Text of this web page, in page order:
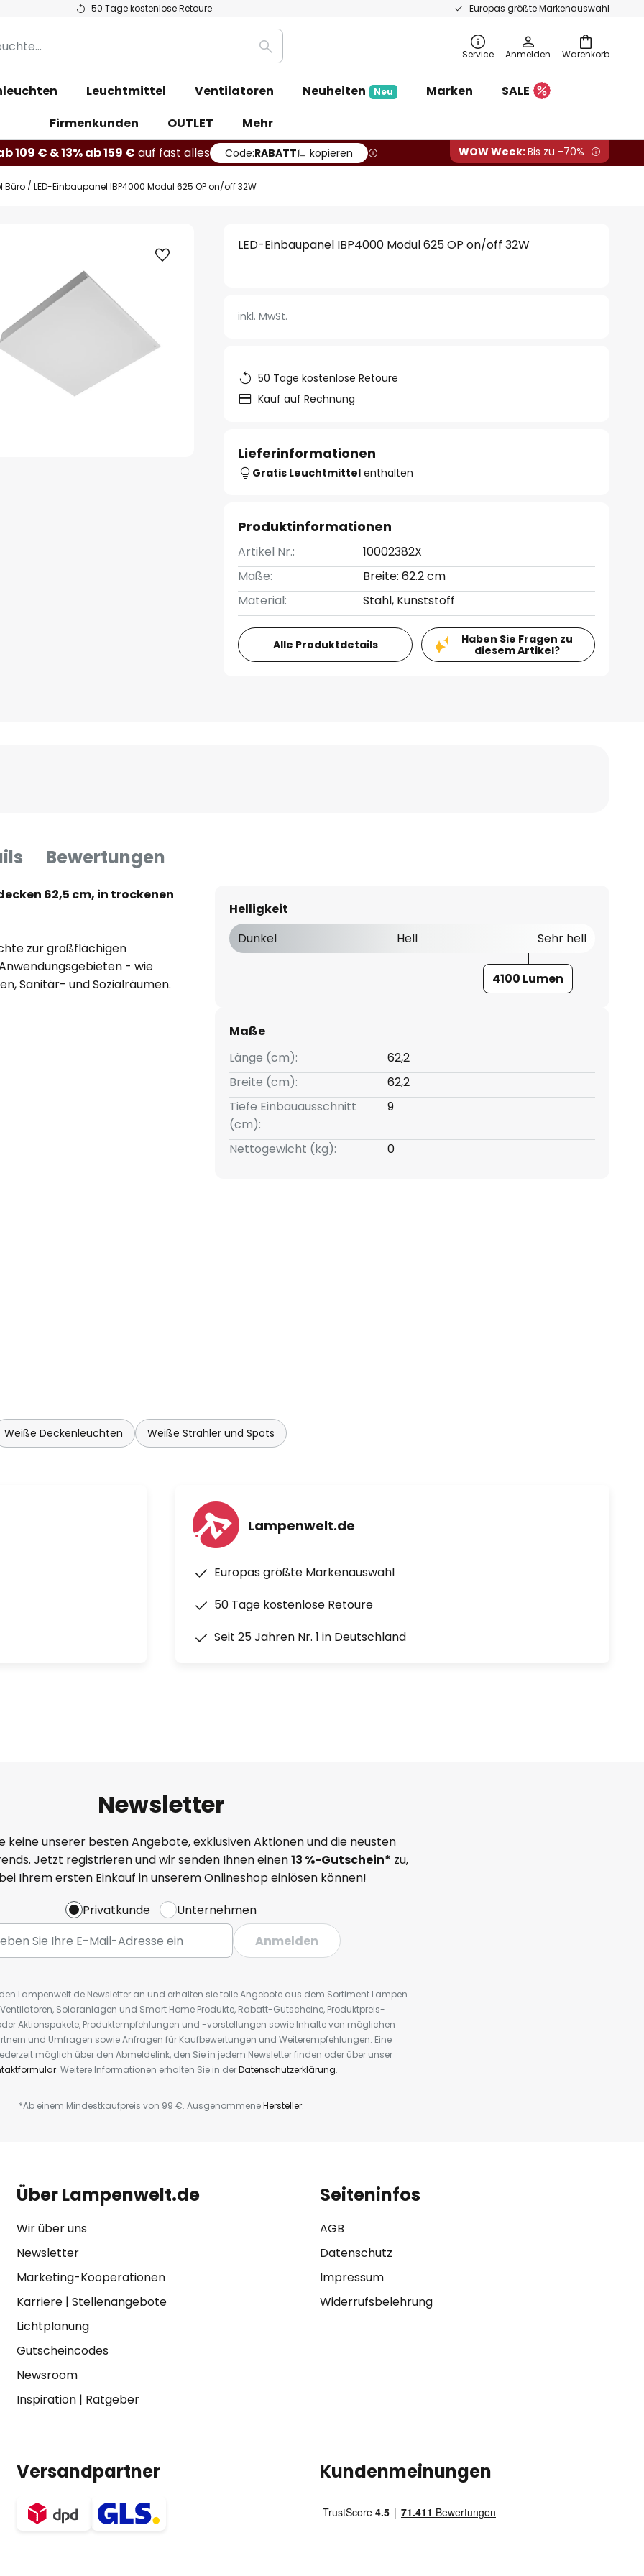
50 Tage kostenlose Retoure Europas größte Markenauswahl
Warenkorb
Suche Service Anmelden
Leuchtmittel Ventilatoren Neuheiten Neu Marken
SALE
Firmenkunden
OUTLET
Mehr
109 € & 13% ab 159 € auf fast alles Code:RABATT kopieren WOW Week:Bis zu -70%
Büro LED-Einbaupanel IBP4000 Modul 625 OP on/off 32W
LED-Einbaupanel IBP4000 Modul 625 OP on/off 32W
inkl. MwSt.
50 Tage kostenlose Retoure
Kauf auf Rechnung
Lieferinformationen
Gratis Leuchtmittel enthalten
Produktinformationen
Artikel Nr.:
10002382X
Maße:
Breite: 62.2 cm
Material:
Stahl, Kunststoff
Alle Produktdetails
Haben Sie Fragen zu
diesem Artikel?
Bewertungen
62,5 cm, in trockenen
zur großflächigen
- wie
Sanitär- und Sozialräumen.
der
opalem Kunststoff.
Helligkeit
Dunkel
Hell Sehr hell
4100 Lumen
Maße
Länge (cm):
62,2
Breite (cm):
62,2
Tiefe Einbauausschnitt
(cm):
9
Nettogewicht (kg): 0
Weiße Deckenleuchten Weiße Strahler und Spots
Lampenwelt.de
Europas größte Markenauswahl
50 Tage kostenlose Retoure
Seit 25 Jahren Nr. 1 in Deutschland
Newsletter
keine unserer besten Angebote, exklusiven Aktionen und die neusten
Jetzt registrieren und wir senden Ihnen einen13 %-Gutschein* zu,
Ihrem ersten Einkauf in unserem Onlineshop einlösen können!
Privatkunde
Unternehmen
Anmelden
Lampenwelt.de Newsletter an und erhalten sie tolle Angebote aus dem Sortiment Lampen
Solaranlagen und Smart Home Produkte, Rabatt-Gutscheine, Produktpreis-
Aktionspakete, Produktempfehlungen und -vorstellungen sowie Inhalte von möglichen
und Umfragen sowie Anfragen für Kaufbewertungen und Weiterempfehlungen. Eine
möglich über den Abmeldelink, den Sie in jedem Newsletter finden oder über unser
. Weitere Informationen erhalten Sie in derDatenschutzerklärung.
*Ab einem Mindestkaufpreis von 99 €. AusgenommeneHersteller.
Über Lampenwelt.de
Wir über uns
Newsletter
Marketing-Kooperationen
Karriere| Stellenangebote
Lichtplanung
Gutscheincodes
Newsroom
Inspiration| Ratgeber
Seiteninfos
AGB
Datenschutz
Impressum
Widerrufsbelehrung
Versandpartner Kundenmeinungen